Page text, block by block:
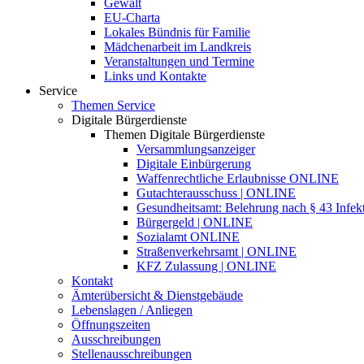
EU-Charta
Lokales Bündnis für Familie
Mädchenarbeit im Landkreis
Veranstaltungen und Termine
Links und Kontakte
Service
Themen Service
Digitale Bürgerdienste
Themen Digitale Bürgerdienste
Versammlungsanzeiger
Digitale Einbürgerung
Waffenrechtliche Erlaubnisse ONLINE
Gutachterausschuss | ONLINE
Gesundheitsamt: Belehrung nach § 43
Bürgergeld | ONLINE
Sozialamt ONLINE
Straßenverkehrsamt | ONLINE
KFZ Zulassung | ONLINE
Kontakt
Ämterübersicht & Dienstgebäude
Lebenslagen / Anliegen
Öffnungszeiten
Ausschreibungen
Stellenausschreibungen